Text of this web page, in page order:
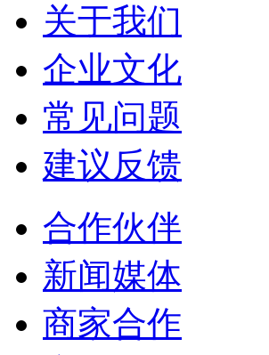
关于我们
企业文化
常见问题
建议反馈
合作伙伴
新闻媒体
商家合作